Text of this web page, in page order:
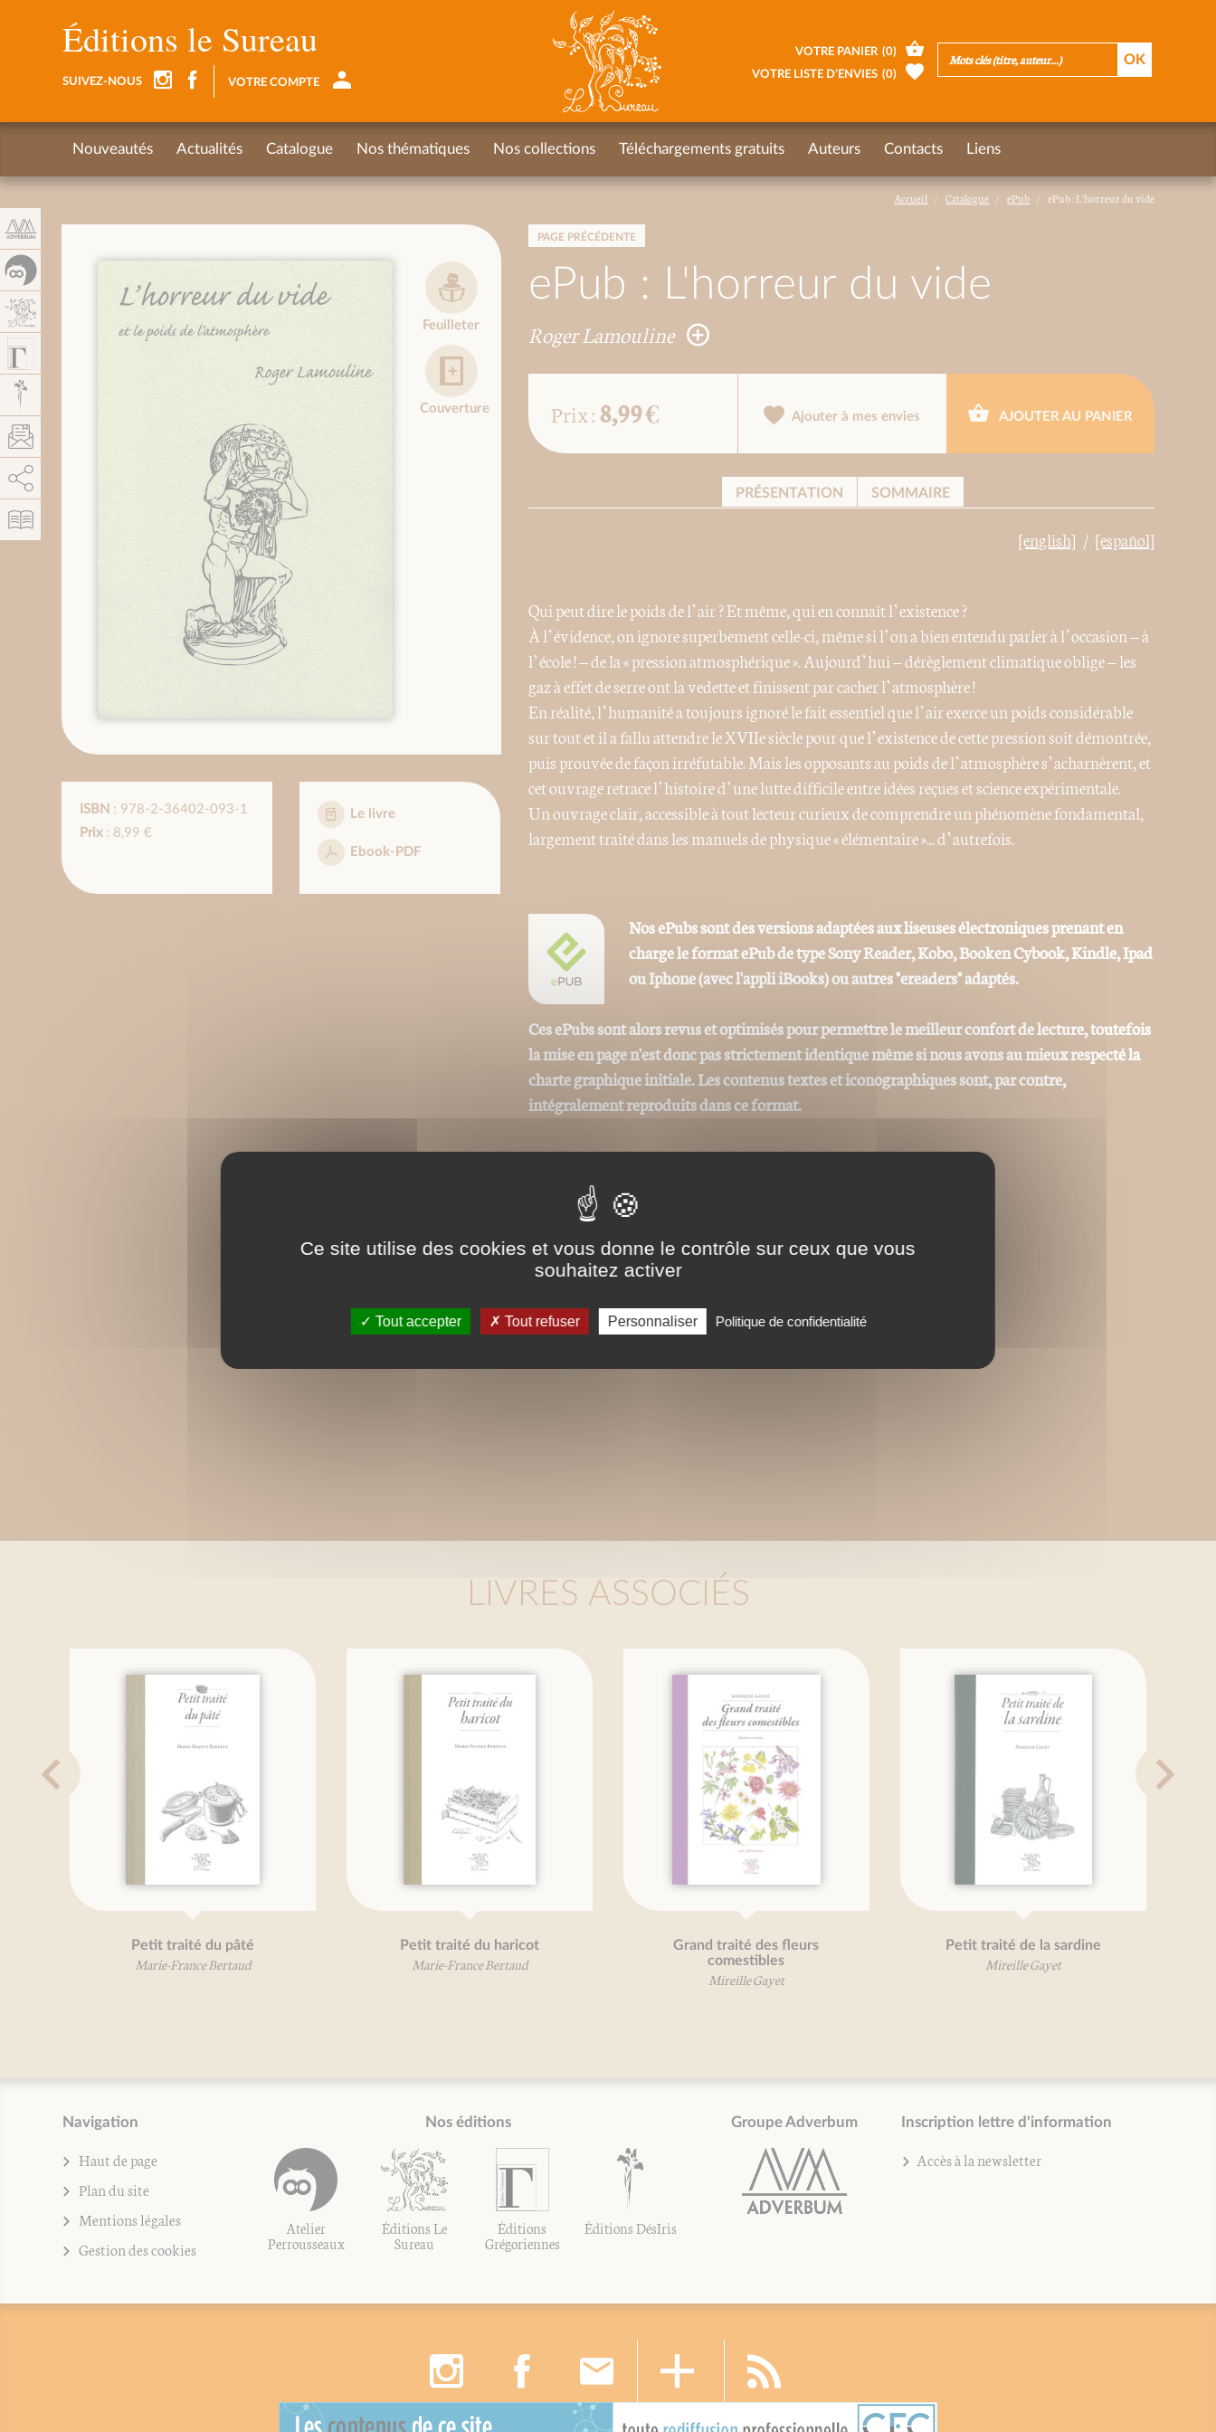
Accueil Catalogue ePub ePub : L'horreur du vide
PAGE PRÉCÉDENTE
ePub : L'horreur du vide
Roger Lamouline
Feuilleter
Couverture
ISBN : 978-2-36402-093-1
Prix: 8,99 €
Le livre
Ebook-PDF
Prix :8,99 € Ajouter à mes envies AJOUTER AU PANIER
PRÉSENTATION SOMMAIRE
[english] [español]
Qui peut dire le poids de l’air ? Et même, qui en connaît l’existence ?
À l’évidence, on ignore superbement celle-ci, même si l’on a bien entendu parler à l’occasion – à
l’école ! – de la « pression atmosphérique ». Aujourd’hui – dérèglement climatique oblige – les
gaz à effet de serre ont la vedette et finissent par cacher l’atmosphère !
En réalité, l’humanité a toujours ignoré le fait essentiel que l’air exerce un poids considérable
sur tout et il a fallu attendre le XVIIe siècle pour que l’existence de cette pression soit démontrée,
puis prouvée de façon irréfutable. Mais les opposants au poids de l’atmosphère s’acharnèrent, et
cet ouvrage retrace l’histoire d’une lutte difficile entre idées reçues et science expérimentale.
Un ouvrage clair, accessible à tout lecteur curieux de comprendre un phénomène fondamental,
largement traité dans les manuels de physique « élémentaire »... d’autrefois.
Nos ePubs sont des versions adaptées aux liseuses électroniques prenant en
charge le format ePub de type Sony Reader, Kobo, Booken Cybook, Kindle, Ipad
ou Iphone (avec l'appli iBooks) ou autres "ereaders" adaptés.
Ces ePubs sont alors revus et optimisés pour permettre le meilleur confort de lecture, toutefois
la mise en page n'est donc pas strictement identique même si nous avons au mieux respecté la
charte graphique initiale. Les contenus textes et iconographiques sont, par contre,
intégralement reproduits dans ce format.
LIVRES ASSOCIÉS
Grand traité des fleurs
Petit traité de la sardine 70 recettes pour
Navigation
Haut de page
Plan du site
Mentions légales
Gestion des cookies
Nos éditions
Atelier
Perrousseaux
Éditions Le
Sureau
Éditions
Grégoriennes
Éditions DésIris
Groupe Adverbum Inscription lettre d'information
Accès à la newsletter
Éditions le Sureau
SUIVEZ-NOUS VOTRE COMPTE
VOTRE PANIER (0)
VOTRE LISTE D’ENVIES (0)
Nouveautés Actualités Catalogue Nos thématiques Nos collections Téléchargements gratuits Auteurs Contacts Liens
Ce site utilise des cookies et vous donne le contrôle sur ceux que vous
souhaitez activer
Tout accepter Tout refuser Personnaliser Politique de confidentialité